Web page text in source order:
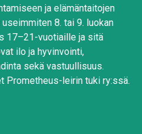
ja elämäntaitojen
8. tai 9. luokan
17–21-vuotiaille ja sitä
ilo ja hyvinvointi,
sekä vastuullisuus.
Prometheus-leirin tuki ry:ssä.